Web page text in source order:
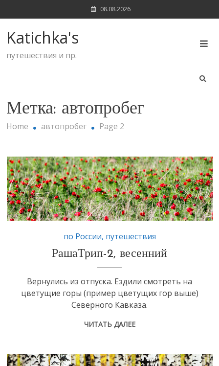
to
08.08.2026
Katichka's
путешествия и пр.
Метка: автопробег
Home автопробег Page 2
по России, путешествия
РашаТрип-2, весенний
Вернулись из отпуска. Ездили смотреть на
цветущие горы (пример цветущих гор выше)
Северного Кавказа.
ЧИТАТЬ ДАЛЕЕ